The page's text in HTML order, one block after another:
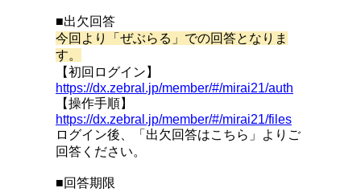
■出欠回答
今回より「ぜぶらる」での回答となりま
す。
【初回ログイン】
https://dx.zebral.jp/member/#/mirai21/auth
【操作手順】
https://dx.zebral.jp/member/#/mirai21/files
ログイン後、「出欠回答はこちら」よりご
回答ください。
■回答期限